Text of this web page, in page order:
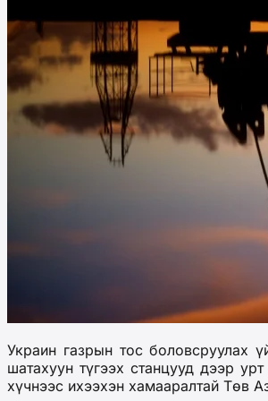
Украин газрын тос боловсруулах
шатахуун түгээх станцууд дээр
хүчнээс ихээхэн хамааралтай Төв